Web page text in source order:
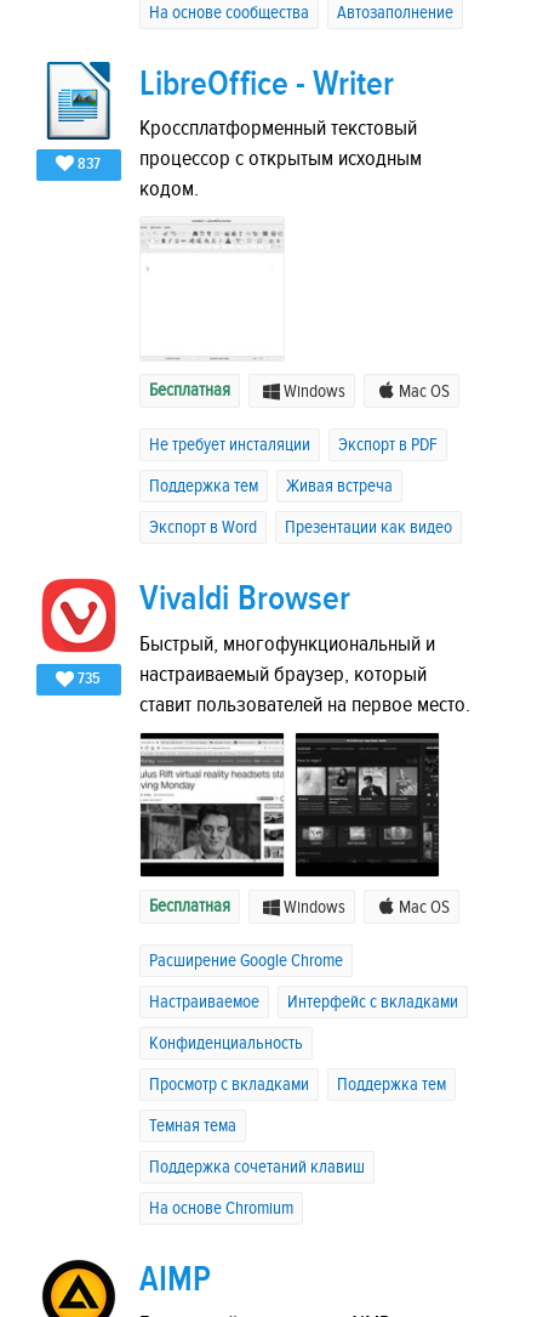
На основе сообщества
Автозаполнение
837
LibreOffice - Writer
Кроссплатформенный текстовый
процессор с открытым исходным
кодом.
Бесплатная Windows Mac OS
Не требует инсталяции
Экспорт в PDF
Поддержка тем
Живая встреча
Экспорт в Word
Презентации как видео
735
Vivaldi Browser
Быстрый, многофункциональный и
настраиваемый браузер, который
ставит пользователей на первое место.
Бесплатная Windows Mac OS
Расширение Google Chrome
Настраиваемое
Интерфейс с вкладками
Конфиденциальность
Просмотр с вкладками
Поддержка тем
Темная тема
Поддержка сочетаний клавиш
На основе Chromium
AIMP